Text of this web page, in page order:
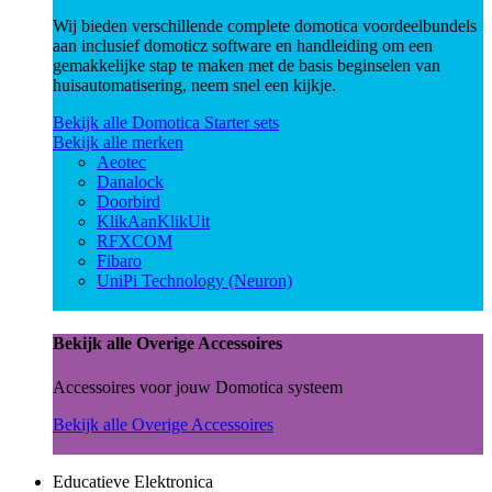
Wij bieden verschillende complete domotica voordeelbundels
aan inclusief domoticz software en handleiding om een
gemakkelijke stap te maken met de basis beginselen van
huisautomatisering, neem snel een kijkje.
Bekijk alle Domotica Starter sets
Bekijk alle merken
Aeotec
Danalock
Doorbird
KlikAanKlikUit
RFXCOM
Fibaro
UniPi Technology (Neuron)
Bekijk alle Overige Accessoires
Accessoires voor jouw Domotica systeem
Bekijk alle Overige Accessoires
Educatieve Elektronica